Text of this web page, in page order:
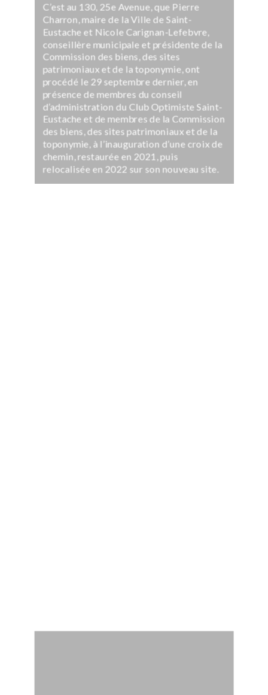
C’est au 130, 25e Avenue, que Pierre
Charron, maire de la Ville de Saint-
Eustache et Nicole Carignan-Lefebvre,
conseillère municipale et présidente de la
Commission des biens, des sites
patrimoniaux et de la toponymie, ont
procédé le 29 septembre dernier, en
présence de membres du conseil
d’administration du Club Optimiste Saint-
Eustache et de membres de la Commission
des biens, des sites patrimoniaux et de la
toponymie, à l’inauguration d’une croix de
chemin, restaurée en 2021, puis
relocalisée en 2022 sur son nouveau site.